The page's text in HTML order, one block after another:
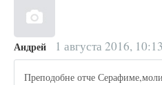
Андрей 1 августа 2016, 10:13
Преподобне отче